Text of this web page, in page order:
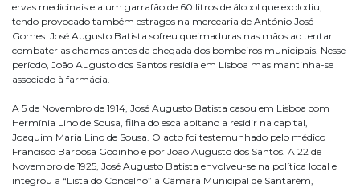
ervas medicinais e a um garrafão de 60 litros de álcool que explodiu,
tendo provocado também estragos na mercearia de António José
Gomes. José Augusto Batista sofreu queimaduras nas mãos ao tentar
combater as chamas antes da chegada dos bombeiros municipais. Nesse
período, João Augusto dos Santos residia em Lisboa mas mantinha-se
associado à farmácia.
A 5 de Novembro de 1914, José Augusto Batista casou em Lisboa com
Hermínia Lino de Sousa, filha do escalabitano a residir na capital,
Joaquim Maria Lino de Sousa. O acto foi testemunhado pelo médico
Francisco Barbosa Godinho e por João Augusto dos Santos. A 22 de
Novembro de 1925, José Augusto Batista envolveu-se na política local e
integrou a “Lista do Concelho” à Câmara Municipal de Santarém,